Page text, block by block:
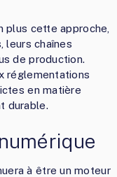
cette approche,
leurs chaînes
de production.
réglementations
en matière
durable.
à être un moteur